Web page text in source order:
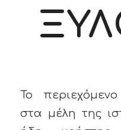
Το
στα μέλη της